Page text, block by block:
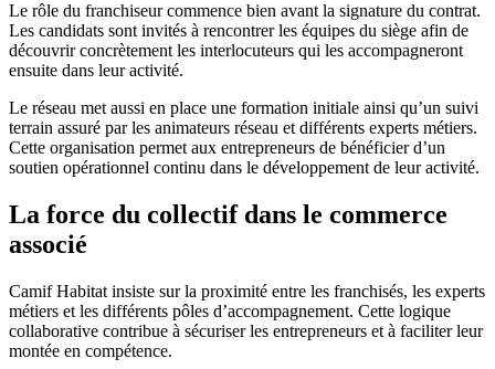
Le rôle du franchiseur commence bien avant la signature du contrat.
Les candidats sont invités à rencontrer les équipes du siège afin de
découvrir concrètement les interlocuteurs qui les accompagneront
ensuite dans leur activité.
Le réseau met aussi en place une formation initiale ainsi qu’un suivi
terrain assuré par les animateurs réseau et différents experts métiers.
Cette organisation permet aux entrepreneurs de bénéficier d’un
soutien opérationnel continu dans le développement de leur activité.
La force du collectif dans le commerce
associé
Camif Habitat insiste sur la proximité entre les franchisés, les experts
métiers et les différents pôles d’accompagnement. Cette logique
collaborative contribue à sécuriser les entrepreneurs et à faciliter leur
montée en compétence.